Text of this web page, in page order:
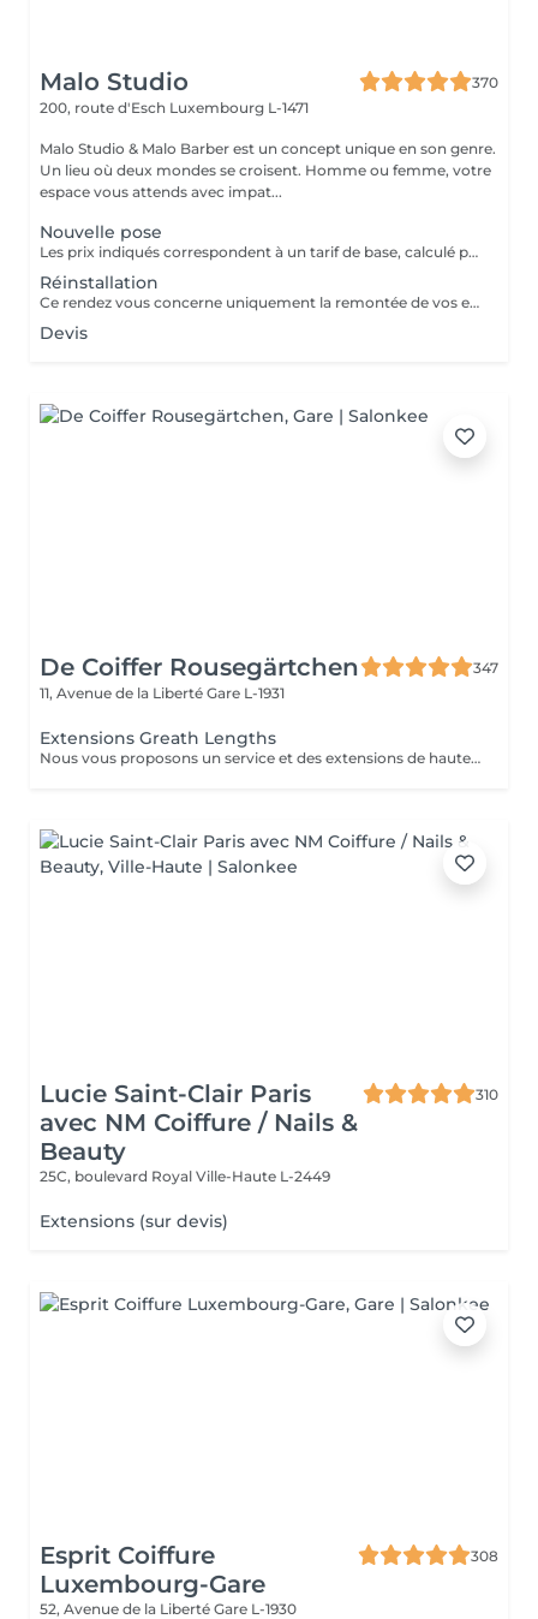
Malo Studio
370
200, route d'Esch Luxembourg L-1471
Malo Studio & Malo Barber est un concept unique en son genre.
Un lieu où deux mondes se croisent. Homme ou femme, votre
espace vous attends avec impat...
Nouvelle pose
Les prix indiqués correspondent à un tarif de base, calculé pour 1 rangée avec 2 mèches, soit le minimum pour un apport de volume uniquement. Un diagnostic personnalisé est réalisé avant chaque prestation. Le tarif final varie en fonction : - de la densité de vos cheveux, -de leur longueur, -du nombre de rangées nécessaires -du résultat souhaité.
Réinstallation
Ce rendez vous concerne uniquement la remontée de vos extensions déjà posées. Aucune nouvelle installation incluse, pour une pose complète ou de nouveaux cheveux, merci de réserver le service "nouvelle pose"
Devis
De Coiffer Rousegärtchen
347
11, Avenue de la Liberté Gare L-1931
Extensions Greath Lengths
Nous vous proposons un service et des extensions de haute qualité, en collaborant avec la marque exclusive Great Lengths! En cas de questions veuillez appeler au +352 26 35 02 89 Devis gratuit!
Lucie Saint-Clair Paris
avec NM Coiffure / Nails &
Beauty
310
25C, boulevard Royal Ville-Haute L-2449
Extensions (sur devis)
Esprit Coiffure
Luxembourg-Gare
308
52, Avenue de la Liberté Gare L-1930